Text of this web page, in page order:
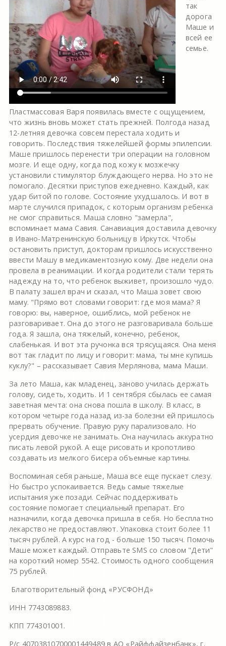
так
дорога
Маше и
всей ее
семье.
Пластмассовая Варя появилась вместе с ощущением,
что жизнь вновь может стать прежней. Полгода назад
12-летняя девочка совсем перестала ходить и
говорить. Последствия тяжелейшей формы эпилепсии.
Маше пришлось перенести три операции на головном
мозге. И еще одну, когда под кожу к мозжечку
установили стимулятор блуждающего нерва. Но это не
помогало. Десятки приступов ежедневно. Каждый, как
удар битой по голове. Состояние ухудшалось. И вот в
марте случился припадок, с которым организм ребенка
не смог справиться. Маша словно "замерла",
вспоминает мама Савия. Санавиация доставила девочку
в Ивано-Матренинскую больницу в Иркутск. Чтобы
остановить приступ, докторам пришлось искусственно
ввести Машу в медикаментозную кому. Две недели она
провела в реанимации. И когда родители стали терять
надежду на то, что ребенок выживет, произошло чудо.
В палату зашел врач и сказал, что Маша зовет свою
маму. "Прямо вот словами говорит: где моя мама? Я
говорю: вы, наверное, ошиблись, мой ребенок не
разговаривает. Она до этого не разговаривала больше
года. Я зашла, она тяжелый, конечно, ребенок,
слабенькая. И вот эта ручонка вся трясущаяся. Она меня
вот так гладит по лицу и говорит: мама, ты мне купишь
куклу?" – рассказывает Савия Мерлянова, мама Маши.
За лето Маша, как младенец, заново училась держать
голову, сидеть, ходить. И 1 сентября сбылась ее самая
заветная мечта: она снова пошла в школу. В класс, в
котором четыре года назад из-за болезни ей пришлось
прервать обучение. Правую руку парализовало. Но
усердия девочке не занимать. Она научилась аккуратно
писать левой рукой. А еще рисовать и кропотливо
создавать из мелкого бисера объемные картины.
Воспоминая себя раньше, Маша все еще пускает слезу.
Но быстро успокаивается. Ведь самые тяжелые
испытания уже позади. Сейчас поддерживать
состояние помогает специальный препарат. Его
назначили, когда девочка пришла в себя. Но бесплатно
лекарство не предоставляют. Упаковка стоит более 11
тысяч рублей. А курс на год - больше 150 тысяч. Помочь
Маше может каждый. Отправьте SMS со словом "Дети"
на короткий номер 5542. Стоимость одного сообщения
75 рублей.
Благотворительный фонд «РУСФОНД»
ИНН 7743089883.
КПП 774301001.
Р/с 40703810700001449489 в АО «Райффайзенбанк», г.